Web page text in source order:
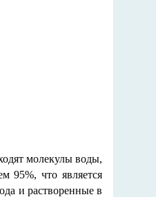
молекулы воды,
95%, что является
и растворенные в